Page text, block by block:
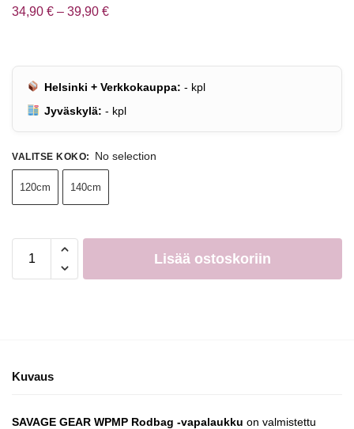
34,90 € – 39,90 €
Helsinki + Verkkokauppa: - kpl
Jyväskylä: - kpl
VALITSE KOKO: No selection
120cm 140cm
Lisää ostoskoriin
Kuvaus
SAVAGE GEAR WPMP Rodbag -vapalaukku on valmistettu